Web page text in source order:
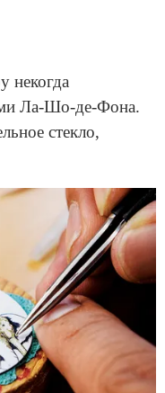
некогда
Ла-Шо-де-Фона.
стекло,